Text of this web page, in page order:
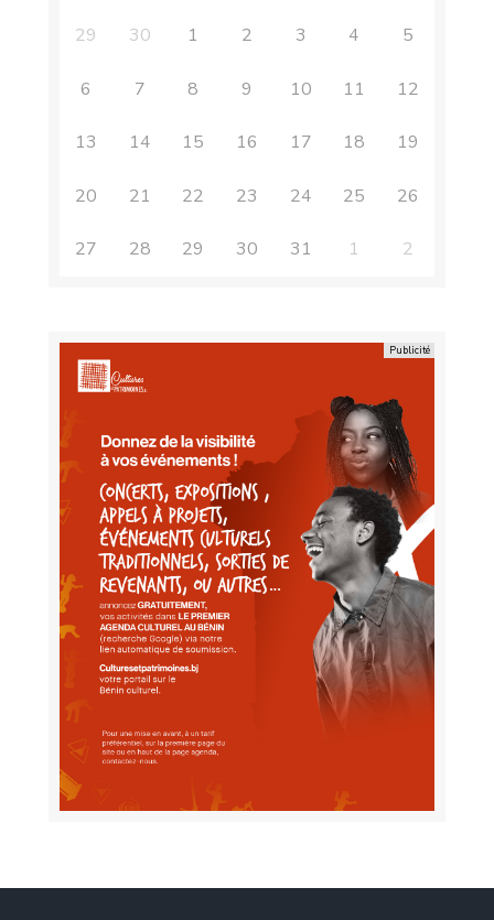
29 30 1 2 3 4 5
6 7 8 9 10 11 12
13 14 15 16 17 18 19
20 21 22 23 24 25 26
27 28 29 30 31 1 2